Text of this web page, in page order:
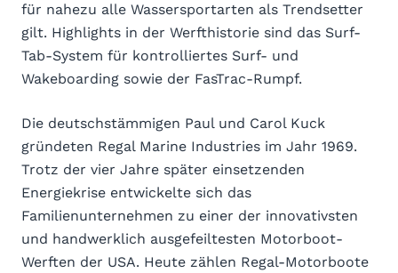
für nahezu alle Wassersportarten als Trendsetter
gilt. Highlights in der Werfthistorie sind das Surf-
Tab-System für kontrolliertes Surf- und
Wakeboarding sowie der FasTrac-Rumpf.
Die deutschstämmigen Paul und Carol Kuck
gründeten Regal Marine Industries im Jahr 1969.
Trotz der vier Jahre später einsetzenden
Energiekrise entwickelte sich das
Familienunternehmen zu einer der innovativsten
und handwerklich ausgefeiltesten Motorboot-
Werften der USA. Heute zählen Regal-Motorboote